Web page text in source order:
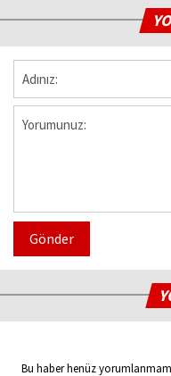
Gönder
Bu haber henüz